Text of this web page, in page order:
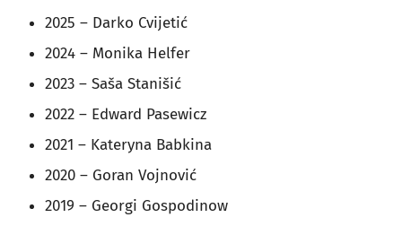
2025 – Darko Cvijetić
2024 – Monika Helfer
2023 – Saša Stanišić
2022 – Edward Pasewicz
2021 – Kateryna Babkina
2020 – Goran Vojnović
2019 – Georgi Gospodinow